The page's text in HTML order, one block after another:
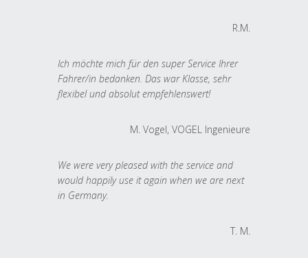
R.M.
Ich möchte mich für den super Service Ihrer
Fahrer/in bedanken. Das war Klasse, sehr
flexibel und absolut empfehlenswert!
M. Vogel, VOGEL Ingenieure
We were very pleased with the service and
would happily use it again when we are next
in Germany.
T. M.